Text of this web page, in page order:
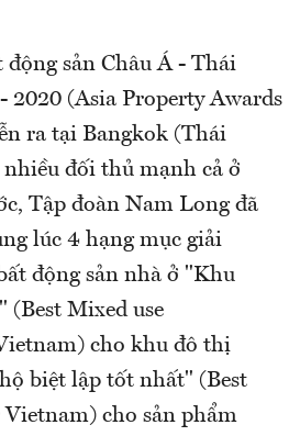
sản Châu Á - Thái
2020 (Asia Property Awards
ra tại Bangkok (Thái
đối thủ mạnh cả ở
Tập đoàn Nam Long đã
lúc 4 hạng mục giải
động sản nhà ở "Khu
(Best Mixed use
cho khu đô thị
biệt lập tốt nhất" (Best
cho sản phẩm